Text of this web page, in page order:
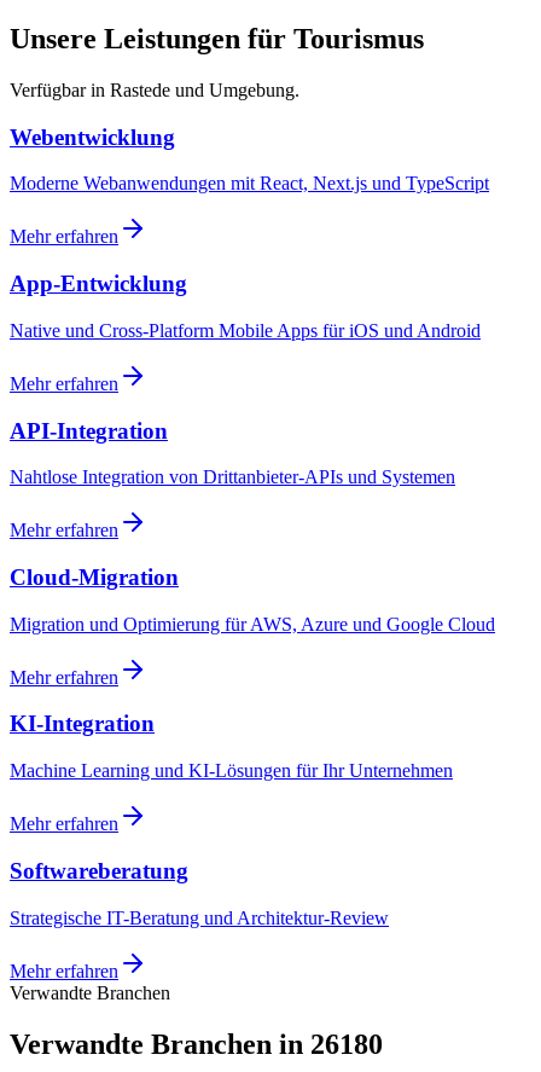
Unsere Leistungen für Tourismus
Verfügbar in Rastede und Umgebung.
Webentwicklung
Moderne Webanwendungen mit React, Next.js und TypeScript
Mehr erfahren
App-Entwicklung
Native und Cross-Platform Mobile Apps für iOS und Android
Mehr erfahren
API-Integration
Nahtlose Integration von Drittanbieter-APIs und Systemen
Mehr erfahren
Cloud-Migration
Migration und Optimierung für AWS, Azure und Google Cloud
Mehr erfahren
KI-Integration
Machine Learning und KI-Lösungen für Ihr Unternehmen
Mehr erfahren
Softwareberatung
Strategische IT-Beratung und Architektur-Review
Mehr erfahren
Verwandte Branchen
Verwandte Branchen in 26180